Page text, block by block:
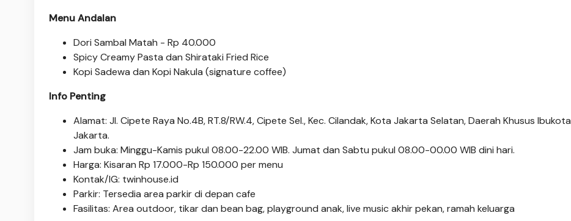
Menu Andalan
Dori Sambal Matah - Rp 40.000
Spicy Creamy Pasta dan Shirataki Fried Rice
Kopi Sadewa dan Kopi Nakula (signature coffee)
Info Penting
Alamat: Jl. Cipete Raya No.4B, RT.8/RW.4, Cipete Sel., Kec. Cilandak, Kota Jakarta Selatan, Daerah Khusus Ibukota
Jakarta.
Jam buka: Minggu-Kamis pukul 08.00-22.00 WIB. Jumat dan Sabtu pukul 08.00-00.00 WIB dini hari.
Harga: Kisaran Rp 17.000-Rp 150.000 per menu
Kontak/IG: twinhouse.id
Parkir: Tersedia area parkir di depan cafe
Fasilitas: Area outdoor, tikar dan bean bag, playground anak, live music akhir pekan, ramah keluarga